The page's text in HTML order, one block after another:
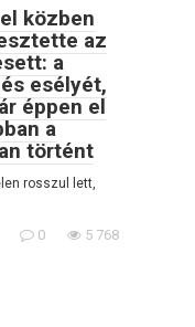
közben
az
a
esélyét,
éppen el
a
történt
rosszul lett,
0 5 768